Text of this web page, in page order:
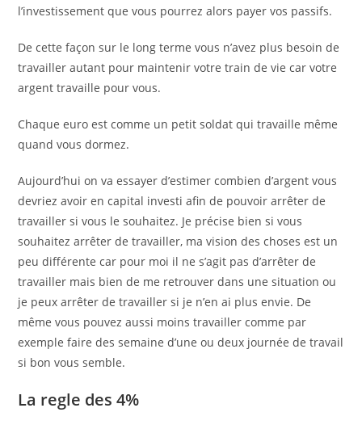
l’investissement que vous pourrez alors payer vos passifs.
De cette façon sur le long terme vous n’avez plus besoin de
travailler autant pour maintenir votre train de vie car votre
argent travaille pour vous.
Chaque euro est comme un petit soldat qui travaille même
quand vous dormez.
Aujourd’hui on va essayer d’estimer combien d’argent vous
devriez avoir en capital investi afin de pouvoir arrêter de
travailler si vous le souhaitez. Je précise bien si vous
souhaitez arrêter de travailler, ma vision des choses est un
peu différente car pour moi il ne s’agit pas d’arrêter de
travailler mais bien de me retrouver dans une situation ou
je peux arrêter de travailler si je n’en ai plus envie. De
même vous pouvez aussi moins travailler comme par
exemple faire des semaine d’une ou deux journée de travail
si bon vous semble.
La regle des 4%